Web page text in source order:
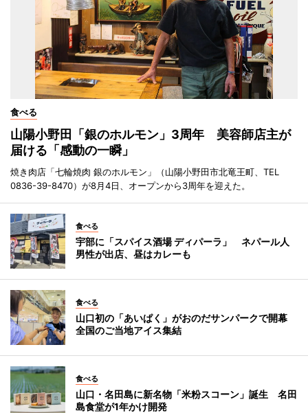
食べる
山陽小野田「銀のホルモン」3周年 美容師店主が
届ける「感動の一瞬」
焼き肉店「七輪焼肉 銀のホルモン」（山陽小野田市北竜王町、TEL
0836-39-8470）が8月4日、オープンから3周年を迎えた。
食べる
宇部に「スパイス酒場 ディパーラ」 ネパール人
男性が出店、昼はカレーも
食べる
山口初の「あいぱく」がおのだサンパークで開幕
全国のご当地アイス集結
食べる
山口・名田島に新名物「米粉スコーン」誕生 名田
島食堂が1年かけ開発